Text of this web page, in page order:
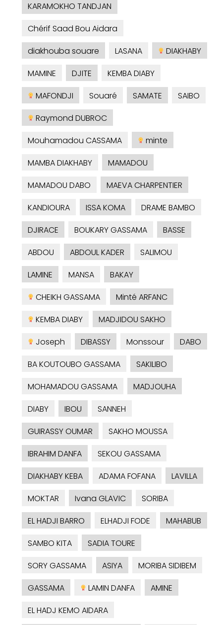
KARAMOKHO TANDJAN
Chérif Saad Bou Aidara
diakhouba souare
LASANA
DIAKHABY
MAMINE
DJITE
KEMBA DIABY
MAFONDJI
Souaré SAMATE
SAIBO
Raymond DUBROC
Mouhamadou CASSAMA
minte
MAMBA DIAKHABY
MAMADOU
MAMADOU DABO
MAEVA CHARPENTIER
KANDIOURA
ISSA KOMA
DRAME BAMBO
DJIRACE
BOUKARY GASSAMA
BASSE
ABDOU
ABDOUL KADER
SALIMOU
LAMINE
MANSA
BAKAY
CHEIKH GASSAMA
Minté ARFANC
KEMBA DIABY
MADJIDOU SAKHO
Joseph
DIBASSY Monssour
DABO
BA KOUTOUBO GASSAMA
SAKILIBO
MOHAMADOU GASSAMA
MADJOUHA
DIABY
IBOU
SANNEH
GUIRASSY OUMAR
SAKHO MOUSSA
IBRAHIM DANFA
SEKOU GASSAMA
DIAKHABY KEBA
ADAMA FOFANA
LAVILLA
MOKTAR
Ivana GLAVIC
SORIBA
EL HADJI BARRO
ELHADJI FODE
MAHABUB
SAMBO KITA
SADIA TOURE
SORY GASSAMA
ASIYA
MORIBA SIDIBEM
GASSAMA
LAMIN DANFA
AMINE
EL HADJ KEMO AIDARA